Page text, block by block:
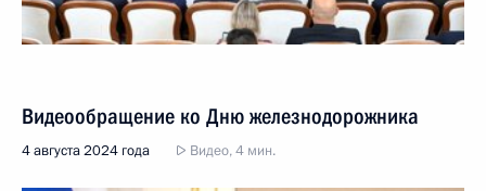
Видеообращение ко Дню железнодорожника
4 августа 2024 года Видео, 4 мин.